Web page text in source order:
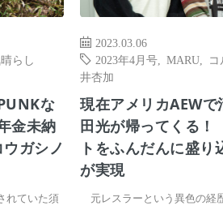
らし
な
金未納
ガシノ
れていた須
2023.03.06
2023年4月号 ,MARU コ
井杏加
現在アメリカAEW
田光が帰ってくる
トをふんだんに盛り
が実現
元レスラーという異色の経